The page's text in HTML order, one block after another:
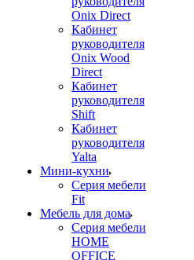
Onix Direct
Кабинет
руководителя
Onix Wood
Direct
Кабинет
руководителя
Shift
Кабинет
руководителя
Yalta
Мини-кухни
Серия мебели
Fit
Мебель для дома
Серия мебели
HOME
OFFICE